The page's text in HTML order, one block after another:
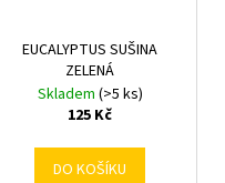
EUCALYPTUS SUŠINA
ZELENÁ
Skladem (>5 ks)
125 Kč
DO KOŠÍKU